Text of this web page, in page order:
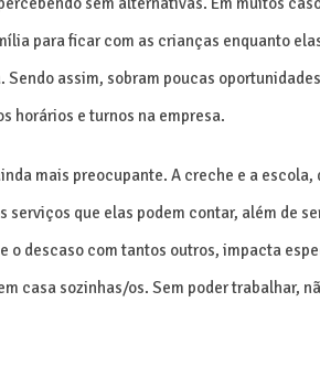
para ficar com as crianças enquanto
assim, sobram poucas
horários e turnos na empresa.
mais preocupante. A creche e a
serviços que elas podem contar, além de
o descaso com tantos outros, impacta
casa sozinhas/os. Sem poder trabalhar,